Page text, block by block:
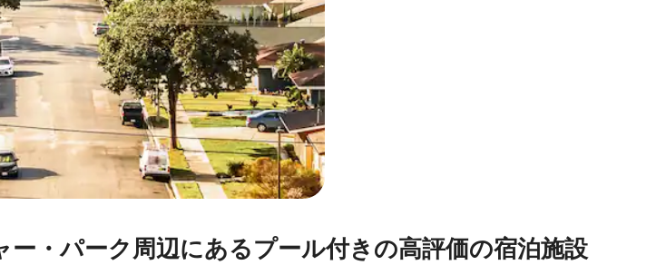
・パーク周⁠辺⁠にあ⁠るプ⁠ー⁠ル⁠付⁠き⁠の高⁠評⁠価⁠の宿⁠泊⁠施⁠設